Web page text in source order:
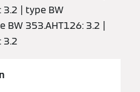
3.2 | type BW
353.AHT126: 3.2 |
3.2